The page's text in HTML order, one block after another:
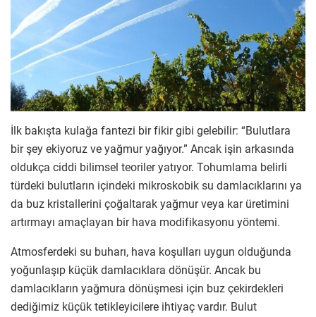
İlk bakışta kulağa fantezi bir fikir gibi gelebilir: “Bulutlara
bir şey ekiyoruz ve yağmur yağıyor.” Ancak işin arkasında
oldukça ciddi bilimsel teoriler yatıyor. Tohumlama belirli
türdeki bulutların içindeki mikroskobik su damlacıklarını ya
da buz kristallerini çoğaltarak yağmur veya kar üretimini
artırmayı amaçlayan bir hava modifikasyonu yöntemi.
Atmosferdeki su buharı, hava koşulları uygun olduğunda
yoğunlaşıp küçük damlacıklara dönüşür. Ancak bu
damlacıkların yağmura dönüşmesi için buz çekirdekleri
dediğimiz küçük tetikleyicilere ihtiyaç vardır. Bulut